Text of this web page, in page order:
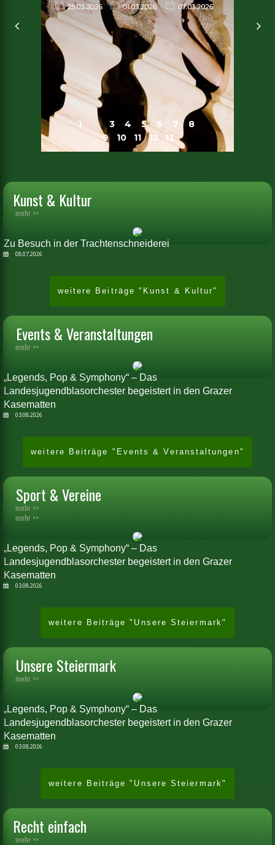
1 2 3 4 5 6 7
8
9
10 11 12 13
Kunst & Kultur
mehr >>
Zu Besuch in der Trachtenschneiderei
08.07.2026
weitere Beiträge "Kunst & Kultur"
Events & Veranstaltungen
mehr >>
„Legends, Pop & Symphony“ – Das
Landesjugendblasorchester begeistert in den Grazer
Kasematten
03.08.2026
weitere Beiträge "Events & Veranstaltungen"
Sport & Vereine
mehr >>
mehr >>
„Legends, Pop & Symphony“ – Das
Landesjugendblasorchester begeistert in den Grazer
Kasematten
03.08.2026
weitere Beiträge "Unsere Steiermark"
Unsere Steiermark
mehr >>
„Legends, Pop & Symphony“ – Das
Landesjugendblasorchester begeistert in den Grazer
Kasematten
03.08.2026
weitere Beiträge "Unsere Steiermark"
Recht einfach
mehr >>